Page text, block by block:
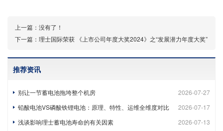
上一篇： 没有了！
下一篇： 理士国际荣获 《上市公司年度大奖2024》之“发展潜力年度大奖”
推荐资讯
2026-07-27
别让一节蓄电池拖垮整个机房
2026-07-17
铅酸电池VS磷酸铁锂电池：原理、特性、运维全维度对比
2026-07-13
浅谈影响理士蓄电池寿命的有关因素